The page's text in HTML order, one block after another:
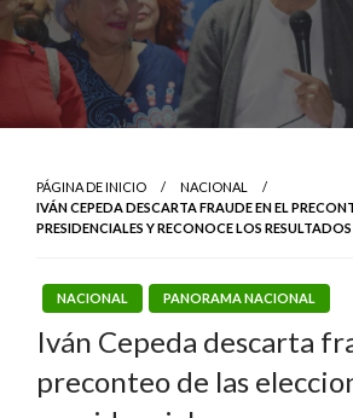
PÁGINA DE INICIO
NACIONAL
IVÁN CEPEDA DESCARTA FRAUDE EN EL
PRESIDENCIALES Y RECONOCE LOS RESULTADOS
NACIONAL PANORAMA NACIONAL
Iván Cepeda descarta
preconteo de las